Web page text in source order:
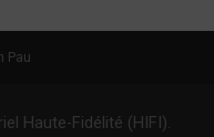
Pau
Haute-Fidélité (HIFI).